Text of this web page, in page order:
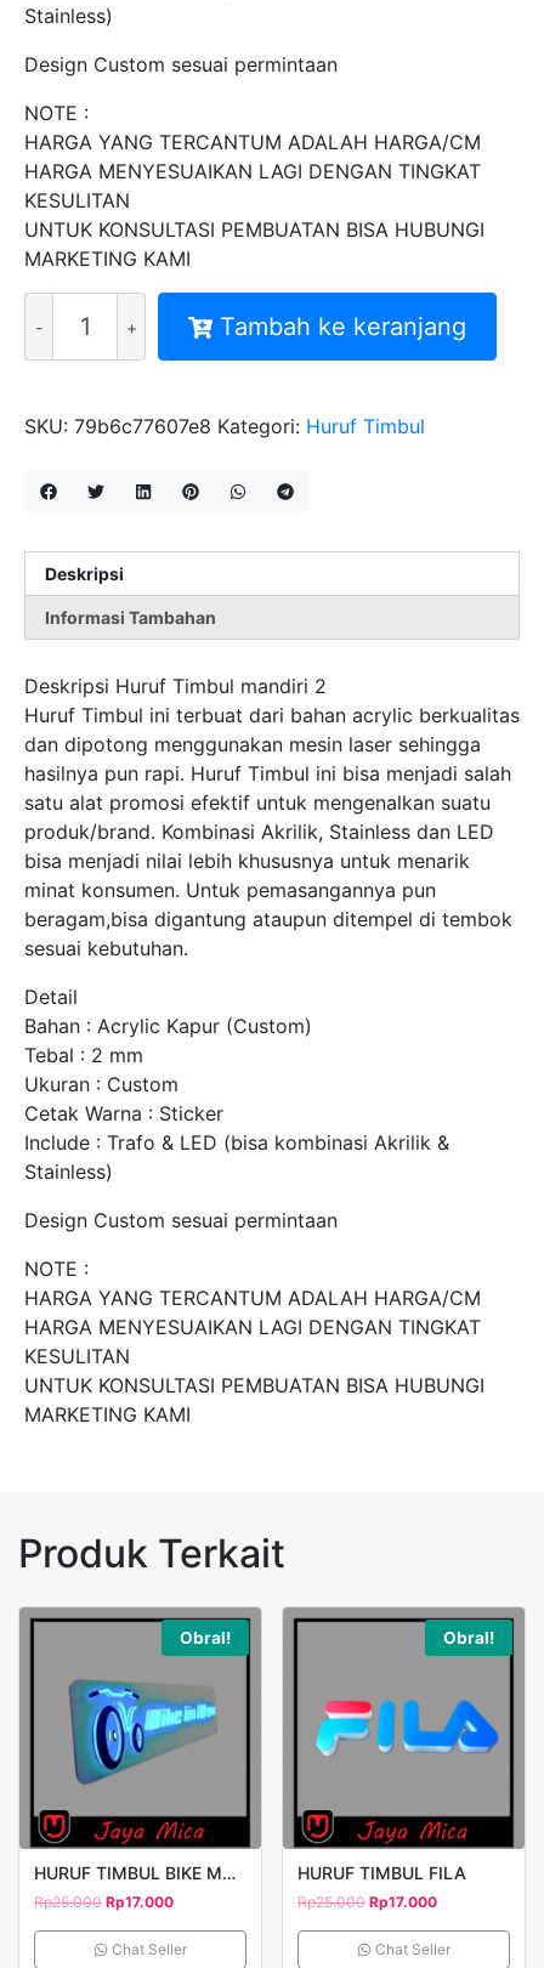
Stainless)
Design Custom sesuai permintaan
NOTE :
HARGA YANG TERCANTUM ADALAH HARGA/CM
HARGA MENYESUAIKAN LAGI DENGAN TINGKAT
KESULITAN
UNTUK KONSULTASI PEMBUATAN BISA HUBUNGI
MARKETING KAMI
HURUF
TIMBUL
2
Tambah ke keranjang
SKU: 79b6c77607e8 Kategori: Huruf Timbul
Deskripsi
Informasi Tambahan
Deskripsi Huruf Timbul mandiri 2
Huruf Timbul ini terbuat dari bahan acrylic berkualitas
dan dipotong menggunakan mesin laser sehingga
hasilnya pun rapi. Huruf Timbul ini bisa menjadi salah
satu alat promosi efektif untuk mengenalkan suatu
produk/brand. Kombinasi Akrilik, Stainless dan LED
bisa menjadi nilai lebih khususnya untuk menarik
minat konsumen. Untuk pemasangannya pun
beragam,bisa digantung ataupun ditempel di tembok
sesuai kebutuhan.
Detail
Bahan : Acrylic Kapur (Custom)
Tebal : 2 mm
Ukuran : Custom
Cetak Warna : Sticker
Include : Trafo & LED (bisa kombinasi Akrilik &
Stainless)
Design Custom sesuai permintaan
NOTE :
HARGA YANG TERCANTUM ADALAH HARGA/CM
HARGA MENYESUAIKAN LAGI DENGAN TINGKAT
KESULITAN
UNTUK KONSULTASI PEMBUATAN BISA HUBUNGI
MARKETING KAMI
Produk Terkait
Obral!
HURUF TIMBUL BIKE MODEL 1
Rp25.000 Rp17.000
Chat Seller
Obral!
HURUF TIMBUL FILA
Rp25.000 Rp17.000
Chat Seller